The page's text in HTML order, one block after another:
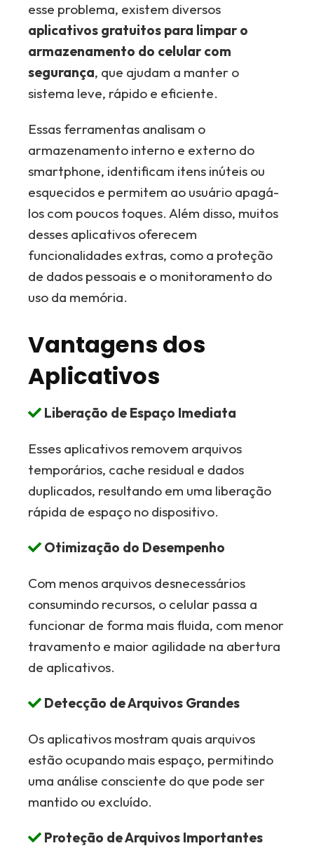
esse problema, existem diversos
aplicativos gratuitos para limpar o
armazenamento do celular com
segurança, que ajudam a manter o
sistema leve, rápido e eficiente.
Essas ferramentas analisam o
armazenamento interno e externo do
smartphone, identificam itens inúteis ou
esquecidos e permitem ao usuário apagá-
los com poucos toques. Além disso, muitos
desses aplicativos oferecem
funcionalidades extras, como a proteção
de dados pessoais e o monitoramento do
uso da memória.
Vantagens dos
Aplicativos
Liberação de Espaço Imediata
Esses aplicativos removem arquivos
temporários, cache residual e dados
duplicados, resultando em uma liberação
rápida de espaço no dispositivo.
Otimização do Desempenho
Com menos arquivos desnecessários
consumindo recursos, o celular passa a
funcionar de forma mais fluida, com menor
travamento e maior agilidade na abertura
de aplicativos.
Detecção de Arquivos Grandes
Os aplicativos mostram quais arquivos
estão ocupando mais espaço, permitindo
uma análise consciente do que pode ser
mantido ou excluído.
Proteção de Arquivos Importantes